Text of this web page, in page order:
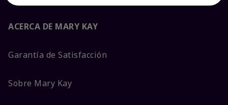
ACERCA DE MARY KAY
Garantía de Satisfacción
Sobre Mary Kay